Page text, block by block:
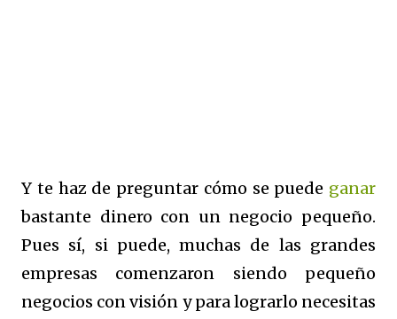
Y te haz de preguntar cómo se puede ganar
bastante dinero con un negocio pequeño.
Pues sí, si puede, muchas de las grandes
empresas comenzaron siendo pequeño
negocios con visión y para lograrlo necesitas